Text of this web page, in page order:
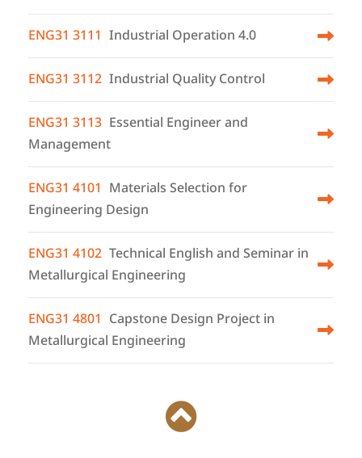
ENG31 3111 Industrial Operation 4.0
ENG31 3112 Industrial Quality Control
ENG31 3113 Essential Engineer and
Management
ENG31 4101 Materials Selection for
Engineering Design
ENG31 4102 Technical English and Seminar in
Metallurgical Engineering
ENG31 4801 Capstone Design Project in
Metallurgical Engineering